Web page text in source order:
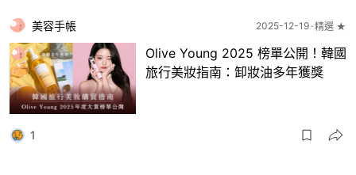
美容手帳 2025-12-19 精選 ★
Olive Young 2025 榜單公開！韓國
旅行美妝指南：卸妝油多年獲獎
1